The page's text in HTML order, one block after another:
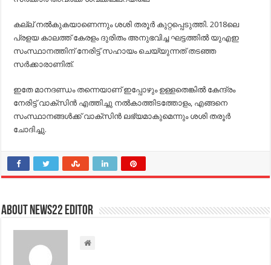
കല്ല് നല്‍കുകയാണെന്നും ശശി തരൂര്‍ കുറ്റപ്പെടുത്തി. 2018ലെ
പ്രളയ കാലത്ത് കേരളം ദുരിതം അനുഭവിച്ച ഘട്ടത്തില്‍ യുഎഇ
സംസ്ഥാനത്തിന് നേരിട്ട് സഹായം ചെയ്യുന്നത് തടഞ്ഞ
സര്‍ക്കാരാണിത്.
ഇതേ മാനദണ്ഡം തന്നെയാണ് ഇപ്പോഴും ഉള്ളതെങ്കില്‍ കേന്ദ്രം
നേരിട്ട് വാക്‌സിന്‍ എത്തിച്ചു നല്‍കാത്തിടത്തോളം, എങ്ങനെ
സംസ്ഥാനങ്ങള്‍ക്ക് വാക്‌സിന്‍ ലഭ്യമാകുമെന്നും ശശി തരൂര്‍
ചോദിച്ചു.
About NEWS22 EDITOR